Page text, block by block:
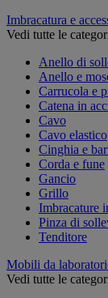
Imbracatura e
Vedi tutte le
Anello di
Anello e
Carrucola e
Catena in
Cavo
Cavo elastico
Cinghia e
Corda e fune
Gancio
Grillo
Imbracature
Pinza di
Tenditore
Mobili da
Vedi tutte le